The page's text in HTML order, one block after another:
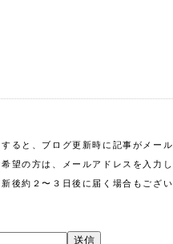
ると、ブログ更新時に記事がメール
望の方は、メールアドレスを入力し
後約２〜３日後に届く場合もござい